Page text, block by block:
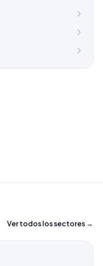
Ver todos los sectores →